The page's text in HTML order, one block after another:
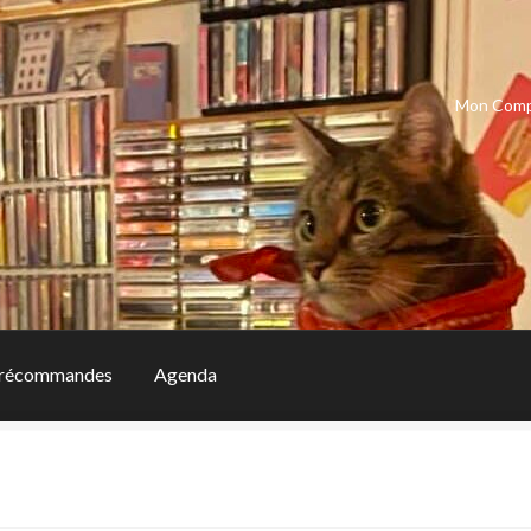
Mon
Agenda